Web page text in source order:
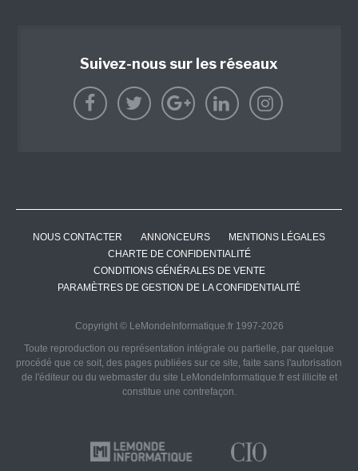
Suivez-nous sur les réseaux
NOUS CONTACTER ANNONCEURS
MENTIONS LÉGALES
CHARTE DE CONFIDENTIALITÉ
CONDITIONS GÉNÉRALES DE VENTE
PARAMÈTRES DE GESTION DE LA CONFIDENTIALITÉ
Copyright © LeMondeInformatique.fr 1997-2026
Toute reproduction ou représentation intégrale ou partielle, par quelque
procédé que ce soit, des pages publiées sur ce site, faite sans l'autorisation
de l'éditeur ou du webmaster du site LeMondeInformatique.fr est illicite et
constitue une contrefaçon.